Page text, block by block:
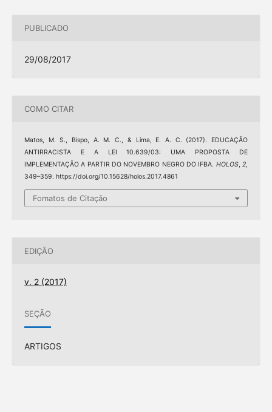
PUBLICADO
29/08/2017
COMO CITAR
Matos, M. S., Bispo, A. M. C., & Lima, E. A. C. (2017). EDUCAÇÃO
ANTIRRACISTA E A LEI 10.639/03: UMA PROPOSTA DE
IMPLEMENTAÇÃO A PARTIR DO NOVEMBRO NEGRO DO IFBA. HOLOS,2,
349–359. https://doi.org/10.15628/holos.2017.4861
Fomatos de Citação
EDIÇÃO
v. 2 (2017)
SEÇÃO
ARTIGOS